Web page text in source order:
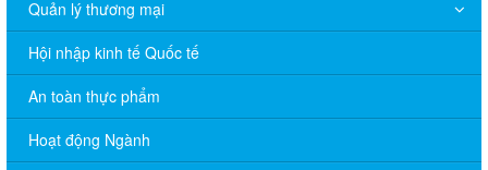
Quản lý thương mại
Hội nhập kinh tế Quốc tế
An toàn thực phẩm
Hoạt động Ngành